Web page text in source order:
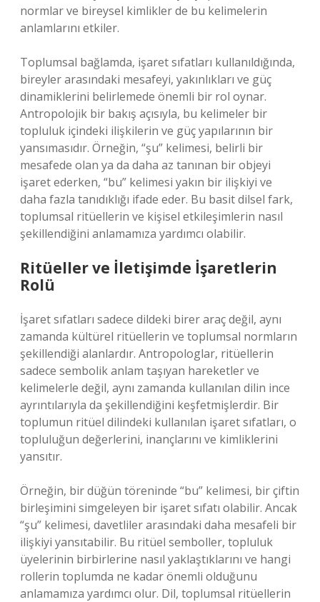
normlar ve bireysel kimlikler de bu kelimelerin
anlamlarını etkiler.
Toplumsal bağlamda, işaret sıfatları kullanıldığında,
bireyler arasındaki mesafeyi, yakınlıkları ve güç
dinamiklerini belirlemede önemli bir rol oynar.
Antropolojik bir bakış açısıyla, bu kelimeler bir
topluluk içindeki ilişkilerin ve güç yapılarının bir
yansımasıdır. Örneğin, “şu” kelimesi, belirli bir
mesafede olan ya da daha az tanınan bir objeyi
işaret ederken, “bu” kelimesi yakın bir ilişkiyi ve
daha fazla tanıdıklığı ifade eder. Bu basit dilsel fark,
toplumsal ritüellerin ve kişisel etkileşimlerin nasıl
şekillendiğini anlamamıza yardımcı olabilir.
Ritüeller ve İletişimde İşaretlerin
Rolü
İşaret sıfatları sadece dildeki birer araç değil, aynı
zamanda kültürel ritüellerin ve toplumsal normların
şekillendiği alanlardır. Antropologlar, ritüellerin
sadece sembolik anlam taşıyan hareketler ve
kelimelerle değil, aynı zamanda kullanılan dilin ince
ayrıntılarıyla da şekillendiğini keşfetmişlerdir. Bir
toplumun ritüel dilindeki kullanılan işaret sıfatları, o
topluluğun değerlerini, inançlarını ve kimliklerini
yansıtır.
Örneğin, bir düğün töreninde “bu” kelimesi, bir çiftin
birleşimini simgeleyen bir işaret sıfatı olabilir. Ancak
“şu” kelimesi, davetliler arasındaki daha mesafeli bir
ilişkiyi yansıtabilir. Bu ritüel semboller, topluluk
üyelerinin birbirlerine nasıl yaklaştıklarını ve hangi
rollerin toplumda ne kadar önemli olduğunu
anlamamıza yardımcı olur. Dil, toplumsal ritüellerin